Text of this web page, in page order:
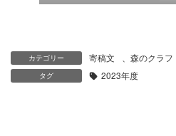
カテゴリー 寄稿文 森のクラフ
タグ 2023年度